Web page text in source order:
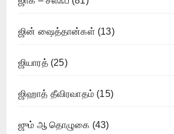
ஜின் ஷைத்தான்கள் (13)
ஜியாரத்(25)
ஜிஹாத் தீவிரவாதம் (15)
ஜும் ஆ தொழுகை (43)